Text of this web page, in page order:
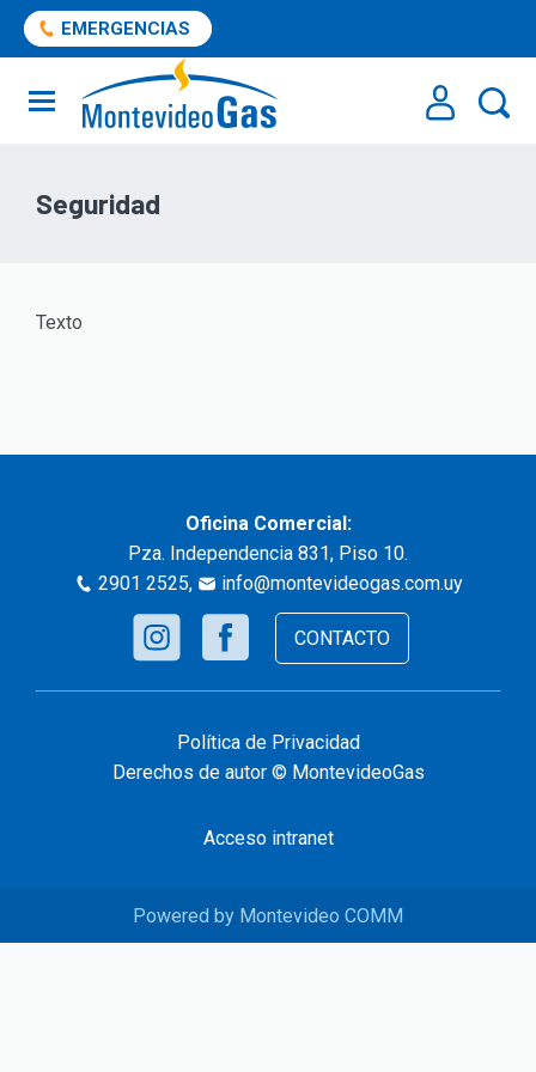
EMERGENCIAS
Seguridad
Texto
Oficina Comercial:
Pza. Independencia 831, Piso 10.
2901 2525, info@montevideogas.com.uy
CONTACTO
Política de Privacidad
Derechos de autor © MontevideoGas
Acceso intranet
Powered by Montevideo COMM